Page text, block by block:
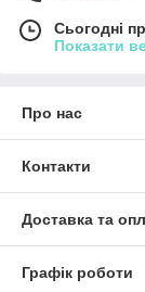
Сьогодні
Показати
Про нас
Контакти
Доставка та
Графік роботи